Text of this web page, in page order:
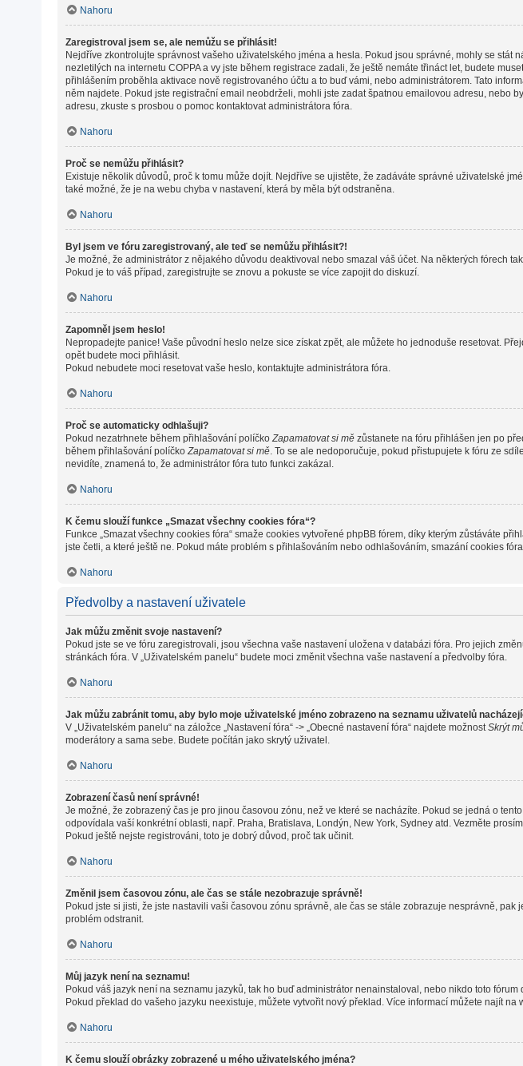
Nahoru
Zaregistroval jsem se, ale nemůžu se přihlásit!
Nejdříve zkontrolujte správnost vašeho uživatelského jména a hesla. Pokud jsou správné, mohly se
nezletilých na internetu COPPA a vy jste během registrace zadali, že ještě nemáte třináct let, budete
přihlášením proběhla aktivace nově registrovaného účtu a to buď vámi, nebo administrátorem. Tato
něm najdete. Pokud jste registrační email neobdrželi, mohli jste zadat špatnou emailovou adresu, nebo
adresu, zkuste s prosbou o pomoc kontaktovat administrátora fóra.
Nahoru
Proč se nemůžu přihlásit?
Existuje několik důvodů, proč k tomu může dojít. Nejdříve se ujistěte, že zadáváte správné uživatelské
také možné, že je na webu chyba v nastavení, která by měla být odstraněna.
Nahoru
Byl jsem ve fóru zaregistrovaný, ale teď se nemůžu přihlásit?!
Je možné, že administrátor z nějakého důvodu deaktivoval nebo smazal váš účet. Na některých fórech
Pokud je to váš případ, zaregistrujte se znovu a pokuste se více zapojit do diskuzí.
Nahoru
Zapomněl jsem heslo!
Nepropadejte panice! Vaše původní heslo nelze sice získat zpět, ale můžete ho jednoduše resetovat.
opět budete moci přihlásit.
Pokud nebudete moci resetovat vaše heslo, kontaktujte administrátora fóra.
Nahoru
Proč se automaticky odhlašuji?
Pokud nezatrhnete během přihlašování políčkoZapamatovat si mě zůstanete na fóru přihlášen jen po
během přihlašování políčkoZapamatovat si mě. To se ale nedoporučuje, pokud přistupujete k fóru ze
nevidíte, znamená to, že administrátor fóra tuto funkci zakázal.
Nahoru
K čemu slouží funkce „Smazat všechny cookies fóra“?
Funkce „Smazat všechny cookies fóra“ smaže cookies vytvořené phpBB fórem, díky kterým zůstáváte
jste četli, a které ještě ne. Pokud máte problém s přihlašováním nebo odhlašováním, smazání cookies
Nahoru
Předvolby a nastavení uživatele
Jak můžu změnit svoje nastavení?
Pokud jste se ve fóru zaregistrovali, jsou všechna vaše nastavení uložena v databázi fóra. Pro jejich
stránkách fóra. V „Uživatelském panelu“ budete moci změnit všechna vaše nastavení a předvolby fóra.
Nahoru
Jak můžu zabránit tomu, aby bylo moje uživatelské jméno zobrazeno na seznamu uživatelů
V „Uživatelském panelu“ na záložce „Nastavení fóra“ -> „Obecné nastavení fóra“ najdete možnostSkrýt
moderátory a sama sebe. Budete počítán jako skrytý uživatel.
Nahoru
Zobrazení časů není správné!
Je možné, že zobrazený čas je pro jinou časovou zónu, než ve které se nacházíte. Pokud se jedná o
odpovídala vaší konkrétní oblasti, např. Praha, Bratislava, Londýn, New York, Sydney atd. Vezměte
Pokud ještě nejste registrováni, toto je dobrý důvod, proč tak učinit.
Nahoru
Změnil jsem časovou zónu, ale čas se stále nezobrazuje správně!
Pokud jste si jisti, že jste nastavili vaši časovou zónu správně, ale čas se stále zobrazuje nesprávně,
problém odstranit.
Nahoru
Můj jazyk není na seznamu!
Pokud váš jazyk není na seznamu jazyků, tak ho buď administrátor nenainstaloval, nebo nikdo toto
Pokud překlad do vašeho jazyku neexistuje, můžete vytvořit nový překlad. Více informací můžete najít na
Nahoru
K čemu slouží obrázky zobrazené u mého uživatelského jména?